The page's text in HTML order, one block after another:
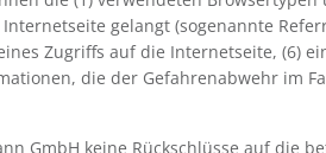
gelangt (sogenannte
Zugriffs auf die Internetseite, (6)
die der Gefahrenabwehr im
GmbH keine Rückschlüsse auf die